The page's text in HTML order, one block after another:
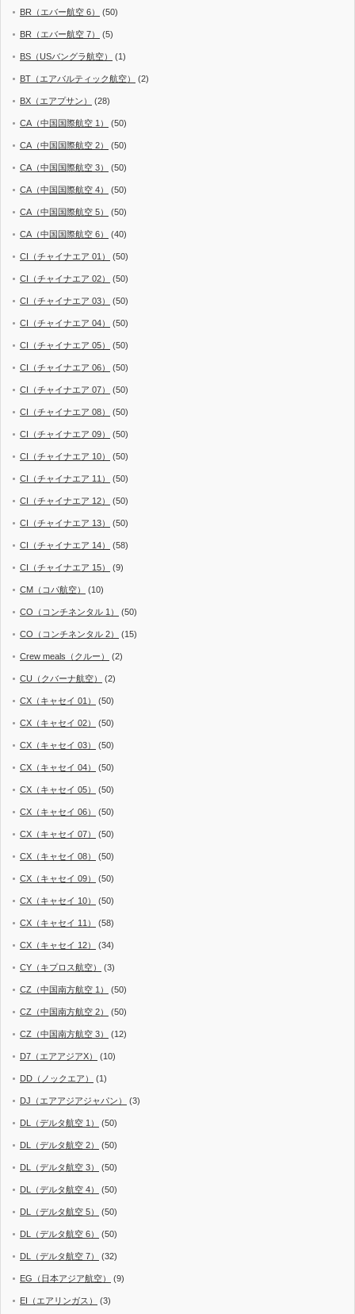
BR（エバー航空 6） (50)
BR（エバー航空 7） (5)
BS（USバングラ航空） (1)
BT（エアバルティック航空） (2)
BX（エアプサン） (28)
CA（中国国際航空 1） (50)
CA（中国国際航空 2） (50)
CA（中国国際航空 3） (50)
CA（中国国際航空 4） (50)
CA（中国国際航空 5） (50)
CA（中国国際航空 6） (40)
CI（チャイナエア 01） (50)
CI（チャイナエア 02） (50)
CI（チャイナエア 03） (50)
CI（チャイナエア 04） (50)
CI（チャイナエア 05） (50)
CI（チャイナエア 06） (50)
CI（チャイナエア 07） (50)
CI（チャイナエア 08） (50)
CI（チャイナエア 09） (50)
CI（チャイナエア 10） (50)
CI（チャイナエア 11） (50)
CI（チャイナエア 12） (50)
CI（チャイナエア 13） (50)
CI（チャイナエア 14） (58)
CI（チャイナエア 15） (9)
CM（コパ航空） (10)
CO（コンチネンタル 1） (50)
CO（コンチネンタル 2） (15)
Crew meals（クルー） (2)
CU（クバーナ航空） (2)
CX（キャセイ 01） (50)
CX（キャセイ 02） (50)
CX（キャセイ 03） (50)
CX（キャセイ 04） (50)
CX（キャセイ 05） (50)
CX（キャセイ 06） (50)
CX（キャセイ 07） (50)
CX（キャセイ 08） (50)
CX（キャセイ 09） (50)
CX（キャセイ 10） (50)
CX（キャセイ 11） (58)
CX（キャセイ 12） (34)
CY（キプロス航空） (3)
CZ（中国南方航空 1） (50)
CZ（中国南方航空 2） (50)
CZ（中国南方航空 3） (12)
D7（エアアジアX） (10)
DD（ノックエア） (1)
DJ（エアアジアジャパン） (3)
DL（デルタ航空 1） (50)
DL（デルタ航空 2） (50)
DL（デルタ航空 3） (50)
DL（デルタ航空 4） (50)
DL（デルタ航空 5） (50)
DL（デルタ航空 6） (50)
DL（デルタ航空 7） (32)
EG（日本アジア航空） (9)
EI（エアリンガス） (3)